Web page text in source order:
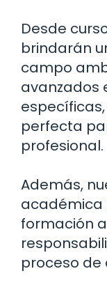
Desde
brindarán
campo
avanzados
perfecta
profesional.
Además,
formación
proceso de